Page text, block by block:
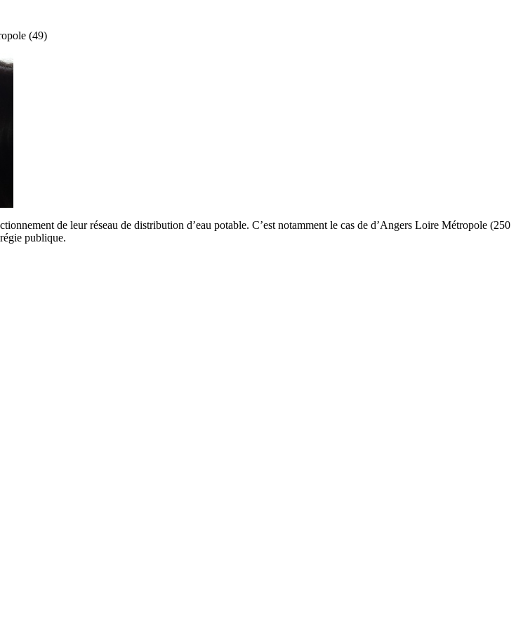
(49)
de leur réseau de distribution d’eau potable. C’est notamment le cas de d’Angers Loire Métropole (250
publique.